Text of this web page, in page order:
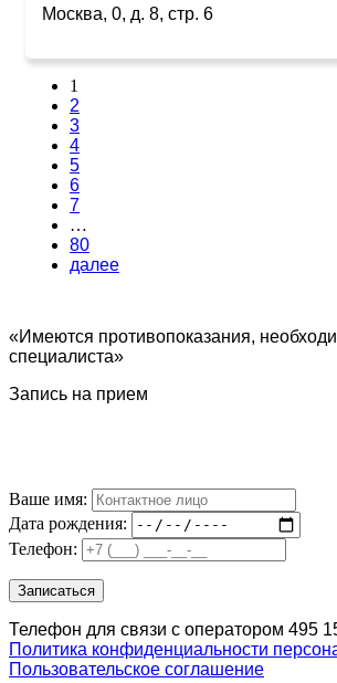
Москва, 0, д. 8, стр. 6
1
2
3
4
5
6
7
…
80
далее
«Имеются противопоказания,
специалиста»
Запись на прием
Ваше имя:
Дата рождения:
Телефон:
Телефон для связи с оператором 495
Политика конфиденциальности
Пользовательское соглашение